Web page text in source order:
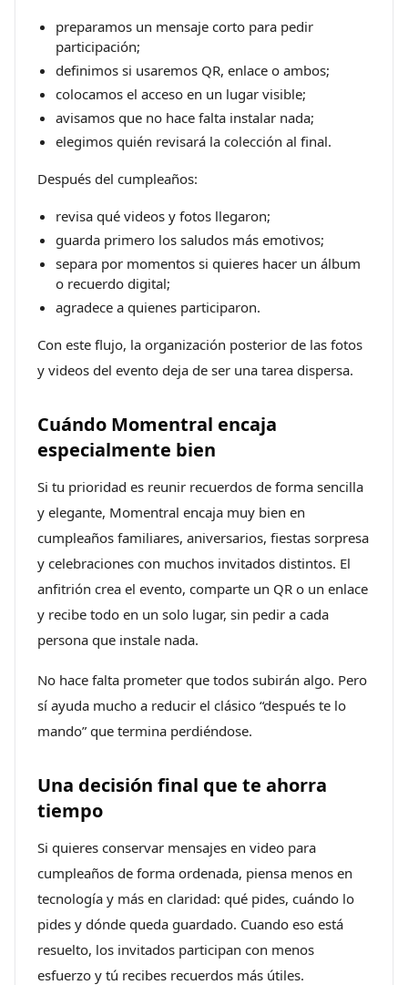
preparamos un mensaje corto para pedir
participación;
definimos si usaremos QR, enlace o ambos;
colocamos el acceso en un lugar visible;
avisamos que no hace falta instalar nada;
elegimos quién revisará la colección al final.
Después del cumpleaños:
revisa qué videos y fotos llegaron;
guarda primero los saludos más emotivos;
separa por momentos si quieres hacer un álbum
o recuerdo digital;
agradece a quienes participaron.
Con este flujo, la organización posterior de las fotos
y videos del evento deja de ser una tarea dispersa.
Cuándo Momentral encaja
especialmente bien
Si tu prioridad es reunir recuerdos de forma sencilla
y elegante, Momentral encaja muy bien en
cumpleaños familiares, aniversarios, fiestas sorpresa
y celebraciones con muchos invitados distintos. El
anfitrión crea el evento, comparte un QR o un enlace
y recibe todo en un solo lugar, sin pedir a cada
persona que instale nada.
No hace falta prometer que todos subirán algo. Pero
sí ayuda mucho a reducir el clásico “después te lo
mando” que termina perdiéndose.
Una decisión final que te ahorra
tiempo
Si quieres conservar mensajes en video para
cumpleaños de forma ordenada, piensa menos en
tecnología y más en claridad: qué pides, cuándo lo
pides y dónde queda guardado. Cuando eso está
resuelto, los invitados participan con menos
esfuerzo y tú recibes recuerdos más útiles.